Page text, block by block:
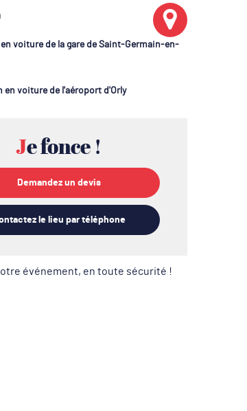
en voiture de la gare de Saint-Germain-en-
en voiture de l'aéroport d'Orly
Je fonce !
Demandez un devis
le lieu par téléphone
événement, en toute sécurité !